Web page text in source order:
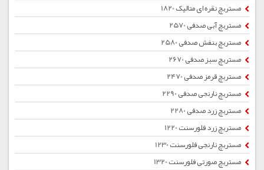
مستربچ نقره ای متالیک 1820
مستربچ آبی صدفی 2570
مستربچ بنفش صدفی 2580
مستربچ سبز صدفی 2670
مستربچ قرمز صدفی 2470
مستربچ نارنجی صدفی 2290
مستربچ زرد صدفی 2280
مستربچ زرد فلورسنت 1220
مستربچ نارنجی فلورسنت 1230
مستربچ صورتی فلورسنت 1320